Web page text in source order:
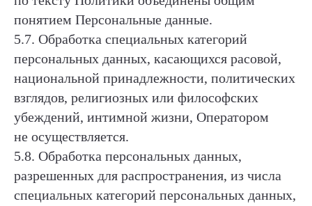
понятием Персональные данные.
5.7. Обработка специальных категорий
персональных данных, касающихся расовой,
национальной принадлежности, политических
взглядов, религиозных или философских
убеждений, интимной жизни, Оператором
не осуществляется.
5.8. Обработка персональных данных,
разрешенных для распространения, из числа
специальных категорий персональных данных,